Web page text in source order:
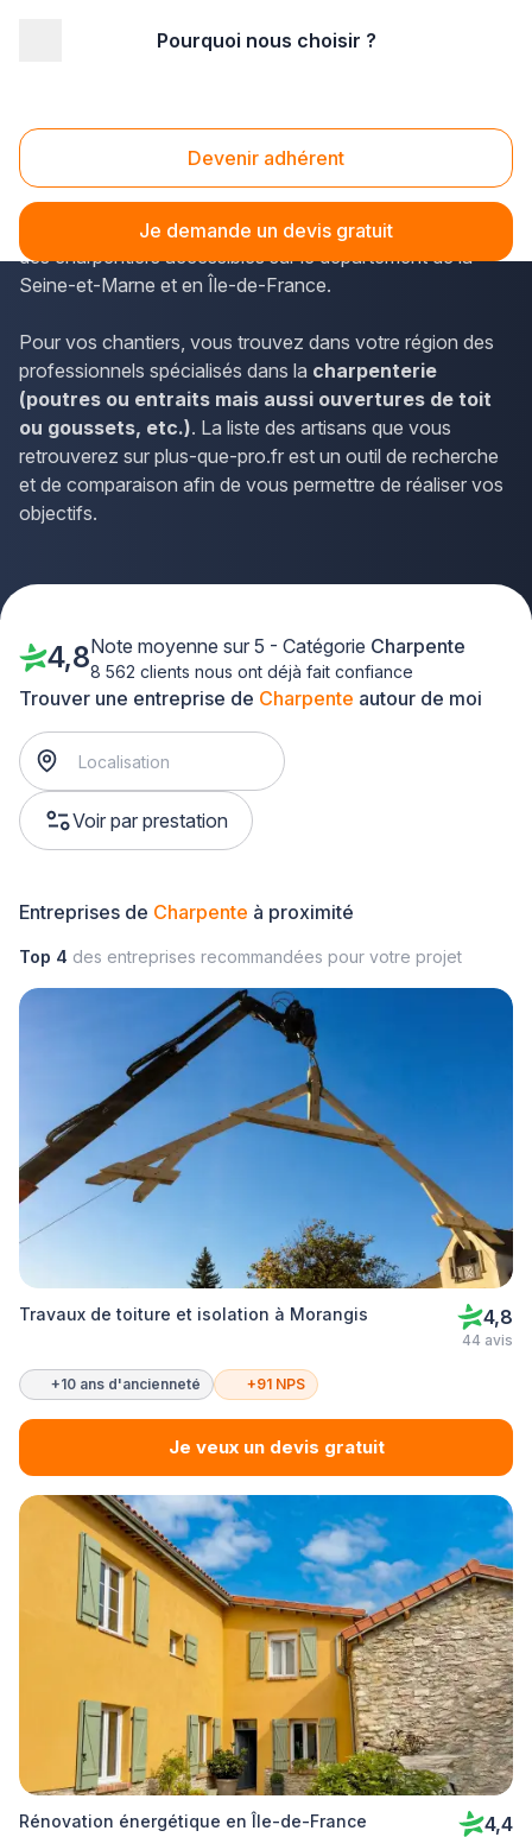
Pourquoi nous choisir ?
Devenir adhérent
Je demande un devis gratuit
Charpente Fontainebleau (77300)
Les résidents de Fontainebleau peuvent simplement
consulter plus-que-pro.fr pour accéder aux coordonnées
des charpentiers accessibles sur le département de la
Seine-et-Marne et en Île-de-France.
Pour vos chantiers, vous trouvez dans votre région des
professionnels spécialisés dans la charpenterie
(poutres ou entraits mais aussi ouvertures de toit
ou goussets, etc.). La liste des artisans que vous
retrouverez sur plus-que-pro.fr est un outil de recherche
et de comparaison afin de vous permettre de réaliser vos
objectifs.
Trouver une entreprise de Charpente autour de moi
Voir par prestation
4,8Note moyenne sur 5 - Catégorie Charpente
8 562 clients nous ont déjà fait confiance
Entreprises de Charpente à proximité
Top 4 des entreprises recommandées pour votre projet
Travaux de toiture et isolation à Morangis 4,8
44 avis
+10 ans d'ancienneté +91 NPS
Je veux un devis gratuit
Rénovation énergétique en Île-de-France 4,4